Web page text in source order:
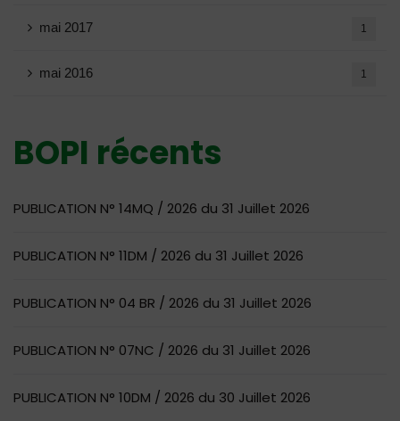
mai 2017 1
mai 2016 1
BOPI récents
PUBLICATION N° 14MQ / 2026 du 31 Juillet 2026
PUBLICATION N° 11DM / 2026 du 31 Juillet 2026
PUBLICATION N° 04 BR / 2026 du 31 Juillet 2026
PUBLICATION N° 07NC / 2026 du 31 Juillet 2026
PUBLICATION N° 10DM / 2026 du 30 Juillet 2026